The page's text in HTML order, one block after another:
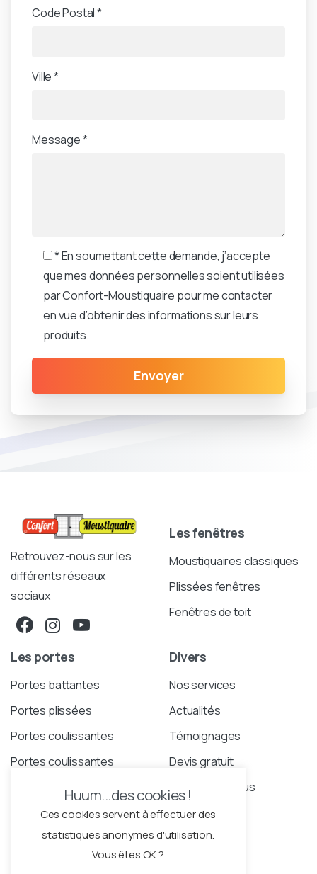
Code Postal *
Ville *
Message *
* En soumettant cette demande, j’accepte
que mes données personnelles soient utilisées
par Confort-Moustiquaire pour me contacter
en vue d’obtenir des informations sur leurs
produits.
Retrouvez-nous sur les
différents réseaux
sociaux
Les fenêtres
Moustiquaires classiques
Plissées fenêtres
Fenêtres de toit
Les portes
Portes battantes
Portes plissées
Portes coulissantes
Portes coulissantes
Divers
Nos services
Actualités
Témoignages
Devis gratuit
Contactez-nous
Huum...des cookies !
Ces cookies servent à effectuer des
statistiques anonymes d'utilisation.
Vous êtes OK ?